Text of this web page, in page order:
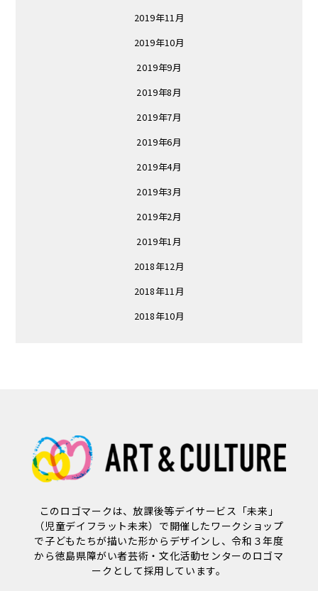
2019年11月
2019年10月
2019年9月
2019年8月
2019年7月
2019年6月
2019年4月
2019年3月
2019年2月
2019年1月
2018年12月
2018年11月
2018年10月
このロゴマークは、放課後等デイサービス「未来」
（児童デイフラット未来）で開催したワークショップ
で子どもたちが描いた形からデザインし、令和３年度
から徳島県障がい者芸術・文化活動センターのロゴマ
ークとして採用しています。